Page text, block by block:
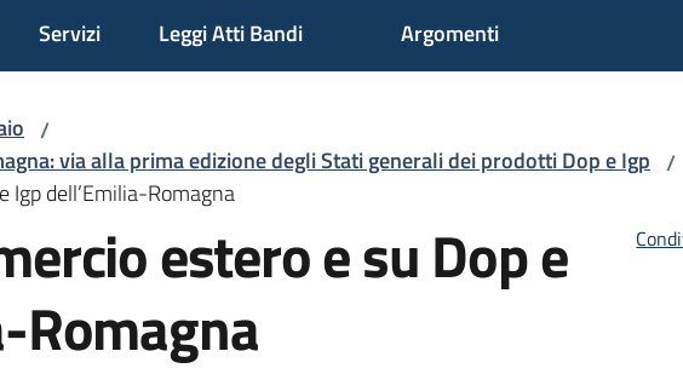
Servizi Leggi Atti Bandi Argomenti
/
via alla prima edizione degli Stati generali dei prodotti Dop e Igp /
Igp dell’Emilia-Romagna
estero e su Dop e
Romagna